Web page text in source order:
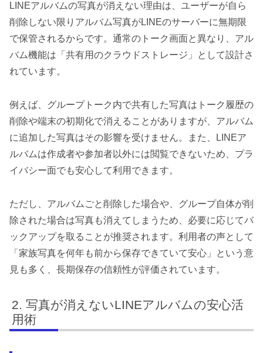
LINEアルバムの写真が消えない理由は、ユーザーが自ら
削除しない限りアルバム写真がLINEのサーバーに無期限
で保管されるからです。通常のトーク画面と異なり、アル
バム機能は「共有用のクラウドストレージ」として設計さ
れています。
例えば、グループトーク内で共有した写真はトーク履歴の
削除や端末の初期化で消えることがありますが、アルバム
に追加した写真はその影響を受けません。また、LINEア
ルバムは作成者や参加者以外には閲覧できないため、プラ
イバシー面でも安心して利用できます。
ただし、アルバムごと削除した場合や、グループ自体が削
除された場合は写真も消えてしまうため、必要に応じてバ
ックアップを取ることが推奨されます。利用者の声として
「家族写真を何年も前から保存できていて安心」という意
見も多く、長期保存の信頼性が評価されています。
写真が消えないLINEアルバムの安心活
用術